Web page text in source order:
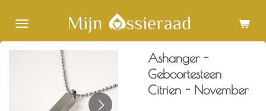
direct
naar
hoofdinhoud
Ashanger -
Geboortesteen
Citrien - November